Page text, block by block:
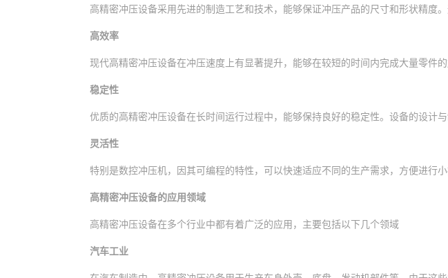
高精密冲压设备采用先进的制造工艺和技术，能够保证冲压产品的尺寸和形状精度
高效率
现代高精密冲压设备在冲压速度上有显著提升，能够在较短的时间内完成大量零件
稳定性
优质的高精密冲压设备在长时间运行过程中，能够保持良好的稳定性。设备的设计
灵活性
特别是数控冲压机，因其可编程的特性，可以快速适应不同的生产需求，方便进行小
高精密冲压设备的应用领域
高精密冲压设备在多个行业中都有着广泛的应用，主要包括以下几个领域
汽车工业